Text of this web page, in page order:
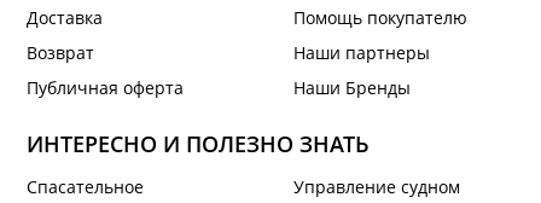
Доставка
Возврат
Публичная оферта
Помощь покупателю
Наши партнеры
Наши Бренды
ИНТЕРЕСНО И ПОЛЕЗНО ЗНАТЬ
Спасательное
Управление судном